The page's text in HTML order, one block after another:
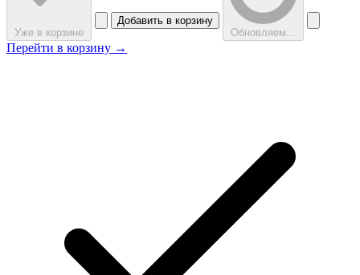
Уже в корзине
Добавить в корзину
Обновляем...
Перейти в корзину →